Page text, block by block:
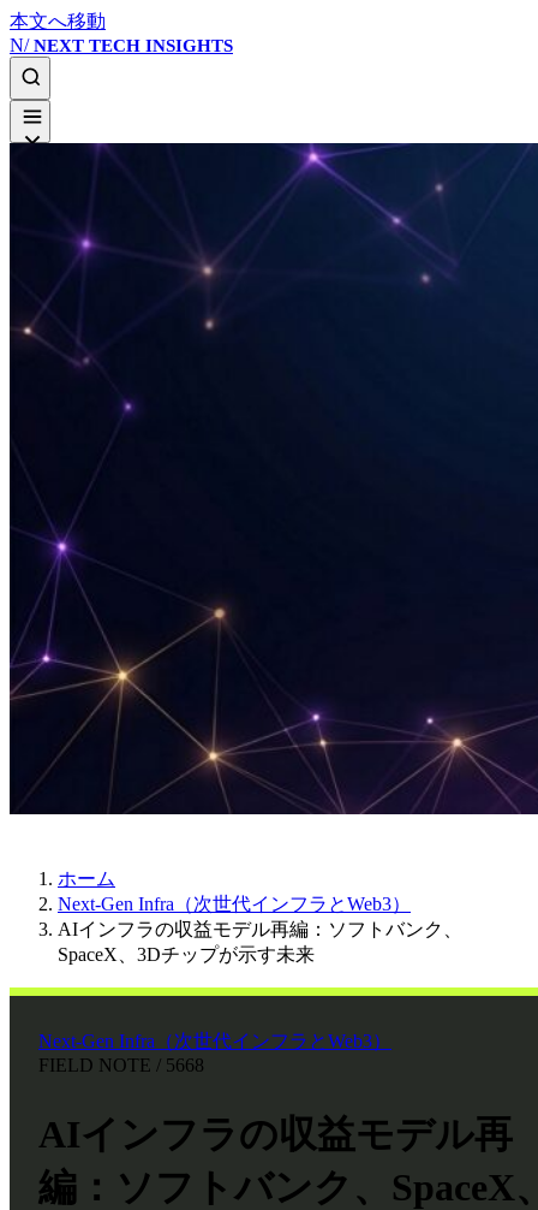
本文へ移動
N/ NEXT TECH INSIGHTS
ホーム
Next-Gen Infra（次世代インフラとWeb3）
AIインフラの収益モデル再編：ソフトバンク、
SpaceX、3Dチップが示す未来
Next-Gen Infra（次世代インフラとWeb3）
FIELD NOTE / 5668
AIインフラの収益モデル再
編：ソフトバンク、SpaceX